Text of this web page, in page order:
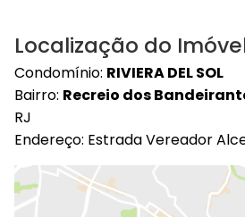
Localização do
Condomínio: RIVIERA DEL SOL
Bairro: Recreio dos
RJ
Endereço: Estrada Vereador